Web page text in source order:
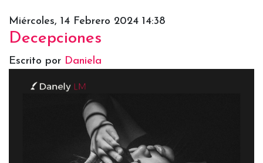
Miércoles, 14 Febrero 2024 14:38
Decepciones
Escrito por Daniela